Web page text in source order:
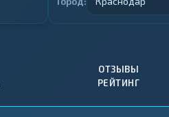
ОТЗЫВЫ
РЕЙТИНГ